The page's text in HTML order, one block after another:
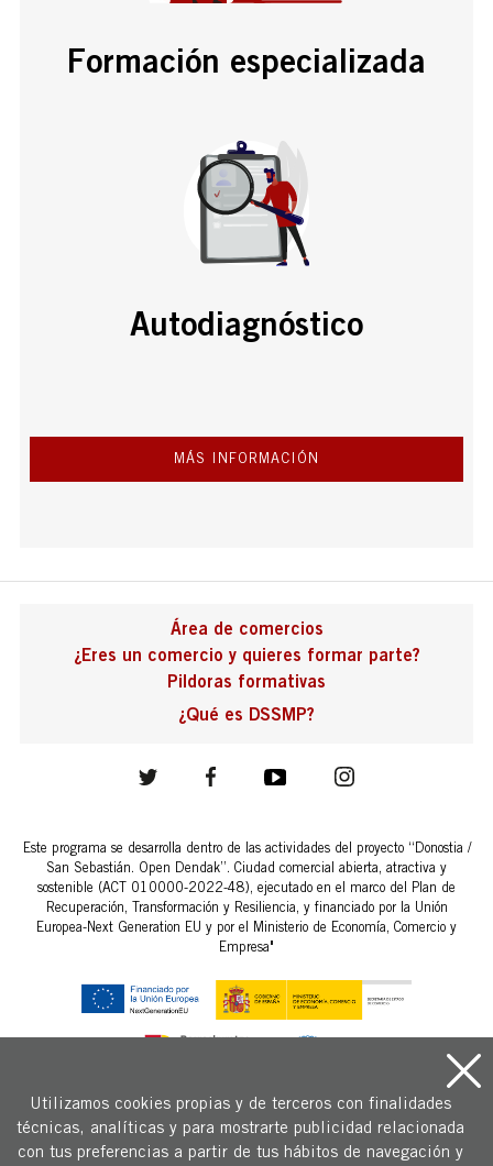
Formación especializada
Autodiagnóstico
MÁS INFORMACIÓN
¿Qué es DSSMP?
Área de comercios
¿Eres un comercio y quieres formar parte?
Pildoras formativas
Este programa se desarrolla dentro de las actividades del proyecto “Donostia /
San Sebastián. Open Dendak”. Ciudad comercial abierta, atractiva y
sostenible (ACT 010000-2022-48), ejecutado en el marco del Plan de
Recuperación, Transformación y Resiliencia, y financiado por la Unión
Europea-Next Generation EU y por el Ministerio de Economía, Comercio y
Empresa"
Copyright © 2026 Fomento San Sebastián.
Utilizamos cookies propias y de terceros con finalidades
técnicas, analíticas y para mostrarte publicidad relacionada
con tus preferencias a partir de tus hábitos de navegación y